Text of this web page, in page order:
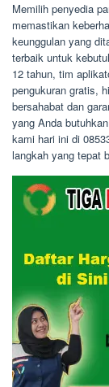
Memilih penyedia
memastikan
keunggulan yang
terbaik untuk
12 tahun, tim
pengukuran gratis,
bersahabat dan
yang Anda
kami hari ini di
langkah yang tepat